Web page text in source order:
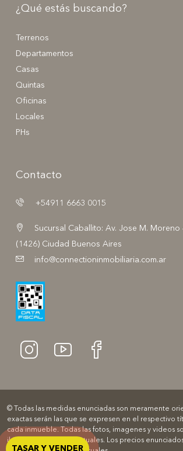
¿Qué estás buscando?
Terrenos
Departamentos
Casas
Quintas
Oficinas
Locales
PHs
Contacto
+54911 6663 0015
Sucursal Caballito: Av. Jose M. Moreno
(1426) Ciudad Buenos Aires
info@connectioninmobiliaria.com.ar
© Todas las medidas enunciadas son meramente
exactas serán las que se expresen en el respectivo
cada inmueble. Todas las fotos, imagenes y videos
ilustrativos y no contractuales. Los precios
TASAR Y VENDER